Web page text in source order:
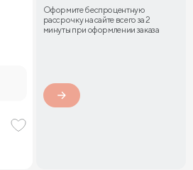
Оформите беспроцентную
рассрочку на сайте всего за 2
минуты при оформлении заказа